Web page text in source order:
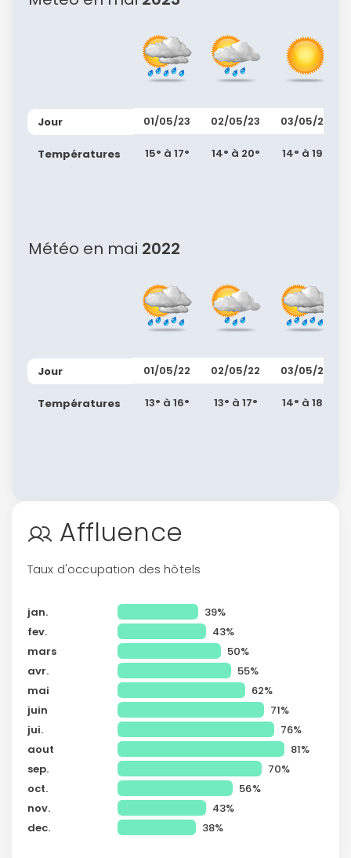
Jour
Températures
01/05/23
15° à 17°
02/05/23
14° à 20°
03/05/23
14° à 19°
Météo en mai 2022
Jour
Températures
01/05/22
13° à 16°
02/05/22
13° à 17°
03/05/22
14° à 18°
Affluence
Taux d'occupation des hôtels
jan.
39%
fev.
43%
mars
50%
avr.
55%
mai
62%
juin
71%
jui.
76%
aout
81%
sep.
70%
oct.
56%
nov.
43%
dec.
38%